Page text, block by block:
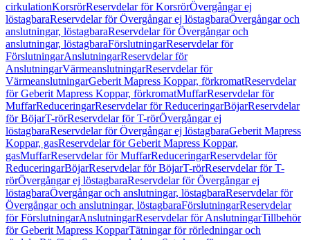
cirkulationKorsrörReservdelar för KorsrörÖvergångar ej
löstagbaraReservdelar för Övergångar ej löstagbaraÖvergångar och
anslutningar, löstagbaraReservdelar för Övergångar och
anslutningar, löstagbaraFörslutningarReservdelar för
FörslutningarAnslutningarReservdelar för
AnslutningarVärmeanslutningarReservdelar för
VärmeanslutningarGeberit Mapress Koppar, förkromatReservdelar
för Geberit Mapress Koppar, förkromatMuffarReservdelar för
MuffarReduceringarReservdelar för ReduceringarBöjarReservdelar
för BöjarT-rörReservdelar för T-rörÖvergångar ej
löstagbaraReservdelar för Övergångar ej löstagbaraGeberit Mapress
Koppar, gasReservdelar för Geberit Mapress Koppar,
gasMuffarReservdelar för MuffarReduceringarReservdelar för
ReduceringarBöjarReservdelar för BöjarT-rörReservdelar för T-
rörÖvergångar ej löstagbaraReservdelar för Övergångar ej
löstagbaraÖvergångar och anslutningar, löstagbaraReservdelar för
Övergångar och anslutningar, löstagbaraFörslutningarReservdelar
för FörslutningarAnslutningarReservdelar för AnslutningarTillbehör
för Geberit Mapress KopparTätningar för rörledningar och